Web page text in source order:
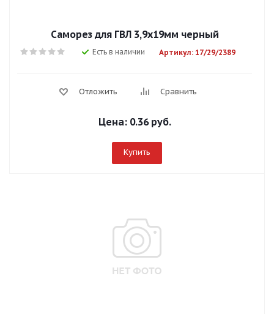
Саморез для ГВЛ 3,9х19мм черный
Есть в наличии Артикул: 17/29/2389
Отложить Сравнить
Цена: 0.36 руб.
Купить